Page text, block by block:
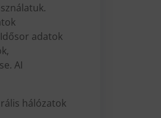
adatok
AI
hálózatok